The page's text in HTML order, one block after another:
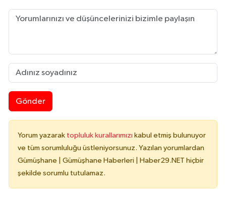
Gönder
Yorum yazarak topluluk kurallarımızı kabul etmiş bulunuyor
ve tüm sorumluluğu üstleniyorsunuz. Yazılan yorumlardan
Gümüşhane | Gümüşhane Haberleri | Haber29.NET hiçbir
şekilde sorumlu tutulamaz.